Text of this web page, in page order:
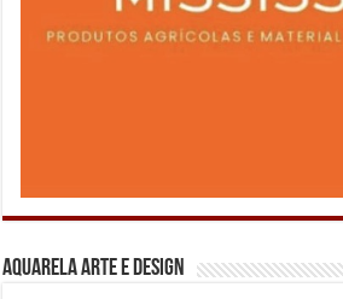
Aquarela Arte e Design